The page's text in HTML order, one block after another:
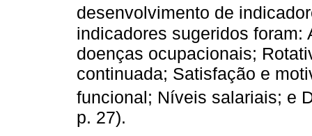
desenvolvimento de
indicadores sugeridos
doenças ocupacionais;
continuada; Satisfação e
funcional; Níveis salariais; e
p. 27).